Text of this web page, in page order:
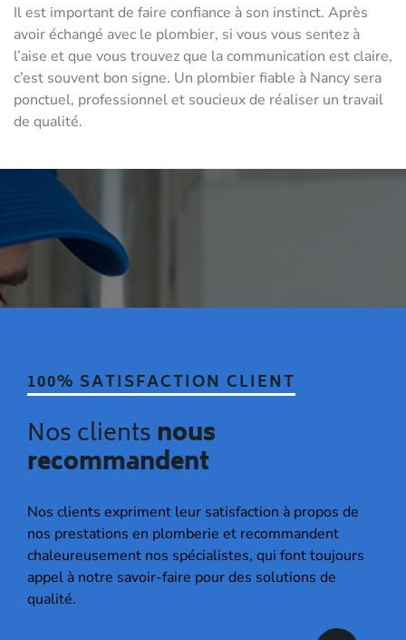
Il est important de faire confiance à son instinct. Après
avoir échangé avec le plombier, si vous vous sentez à
l’aise et que vous trouvez que la communication est claire,
c’est souvent bon signe. Un plombier fiable à Nancy sera
ponctuel, professionnel et soucieux de réaliser un travail
de qualité.
100% SATISFACTION CLIENT
Nos clientsnous
recommandent
Nos clients expriment leur satisfaction à propos de
nos prestations en plomberie et recommandent
chaleureusement nos spécialistes, qui font toujours
appel à notre savoir-faire pour des solutions de
qualité.